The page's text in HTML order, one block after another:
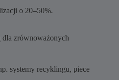
o 20–50%.
dla zrównoważonych
systemy recyklingu, piece